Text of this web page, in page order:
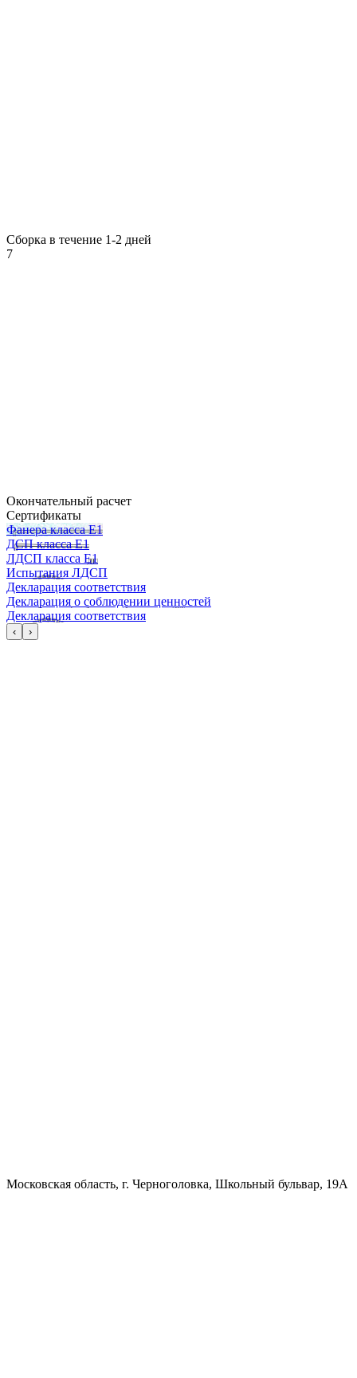
Сборка в течение 1-2 дней
7
Окончательный расчет
Сертификаты
Фанера класса Е1
ДСП класса Е1
ЛДСП класса Е1
Испытания ЛДСП
Декларация соответствия
Декларация о соблюдении ценностей
Декларация соответствия
‹ ›
Московская область, г. Черноголовка, Школьный бульвар, 19А